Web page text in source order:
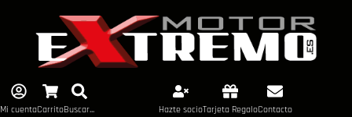
Mi cuentaCarritoBuscar... Hazte socioTarjeta RegaloContacto